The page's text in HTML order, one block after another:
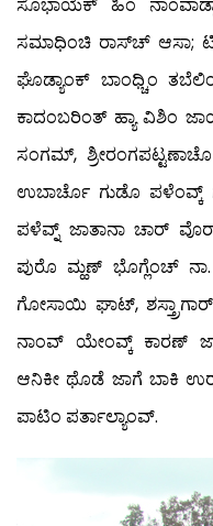
ಸಮಾಧಿಂಚಿ ರಾಸ್‍ಚ್ ಆಸಾ;
ಘೊಡ್ಯಾಂಕ್ ಬಾಂಧ್ಚಿಂ
ಕಾದಂಬರಿಂತ್ ಹ್ಯಾ ವಿಶಿಂ
ಸಂಗಮ್,
ಉಬಾರ್ಚೊ ಗುಡೊ ಪಳೆಂವ್ಕ್
ಪಳೆವ್ನ್ ಜಾತಾನಾ ಚಾರ್
ಪುರೊ ಮ್ಹಣ್ ಭೊಗ್ಲೆಂಚ್
ಗೋಸಾಯಿ ಘಾಟ್, ಶಸ್ತ್ರಾಗಾರ್
ನಾಂವ್ ಯೇಂವ್ಕ್ ಕಾರಣ್
ಆನಿಕೀ ಥೊಡೆ ಜಾಗೆ ಬಾಕಿ
ಪಾಟಿಂ ಪರ್ತಾಲ್ಯಾಂವ್.